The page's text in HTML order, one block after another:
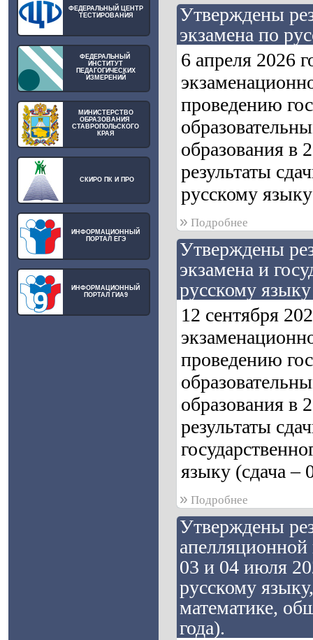
ФЕДЕРАЛЬНЫЙ ЦЕНТР
ТЕСТИРОВАНИЯ
ФЕДЕРАЛЬНЫЙ
ИНСТИТУТ
ПЕДАГОГИЧЕСКИХ
ИЗМЕРЕНИЙ
МИНИСТЕРСТВО
ОБРАЗОВАНИЯ
СТАВРОПОЛЬСКОГО
КРАЯ
СКИРО ПК И ПРО
ИНФОРМАЦИОННЫЙ
ПОРТАЛ ЕГЭ
ИНФОРМАЦИОННЫЙ
ПОРТАЛ ГИА9
Утверждены
экзамена по
6 апреля 2026
проведению
образования в
результаты
русскому
»Подробнее
Утверждены
экзамена и
русскому
12 сентября
проведению
образования в
результаты
языку (сдача –
»Подробнее
Утверждены
апелляционной
03 и 04 июля
русскому
математике,
года).